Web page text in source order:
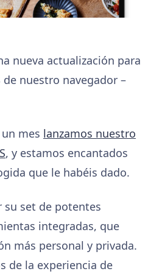
nueva actualización para
de nuestro navegador –
mes lanzamos nuestro
, y estamos encantados
que le habéis dado.
su set de potentes
integradas, que
más personal y privada.
de la experiencia de